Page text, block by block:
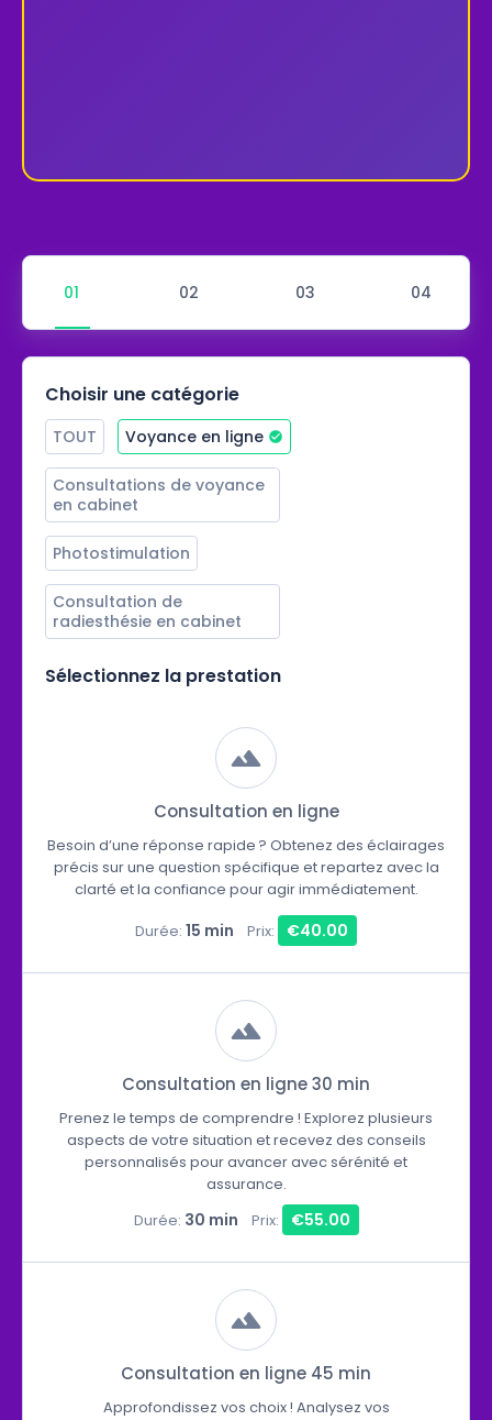
Choisir une catégorie
TOUT Voyance en ligne
Consultations de voyance
en cabinet
Photostimulation
Consultation de
radiesthésie en cabinet
Sélectionnez la prestation
Consultation en ligne
Besoin d’une réponse rapide ? Obtenez des éclairages
précis sur une question spécifique et repartez avec la
clarté et la confiance pour agir immédiatement.
Durée: 15 min Prix: €40.00
Consultation en ligne 30 min
Prenez le temps de comprendre ! Explorez plusieurs
aspects de votre situation et recevez des conseils
personnalisés pour avancer avec sérénité et
assurance.
Durée: 30 min Prix: €55.00
Consultation en ligne 45 min
Approfondissez vos choix ! Analysez vos